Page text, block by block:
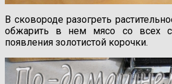
В сковороде разогреть
обжарить в нем мясо со всех
появления золотистой корочки.